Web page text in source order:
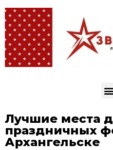
Лучшие места
праздничных
Архангельске